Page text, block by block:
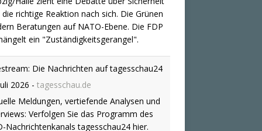
gefährdet Schifffahrt | 6. August
2026 -tagesschau.de
Extrem-Niedrigwasser erschwert den
auf Rhein, Donau und Elbe.
Steffen Bilger (CDU)
deswegen das Sonntagsfahrverbot für LKW
aufheben.